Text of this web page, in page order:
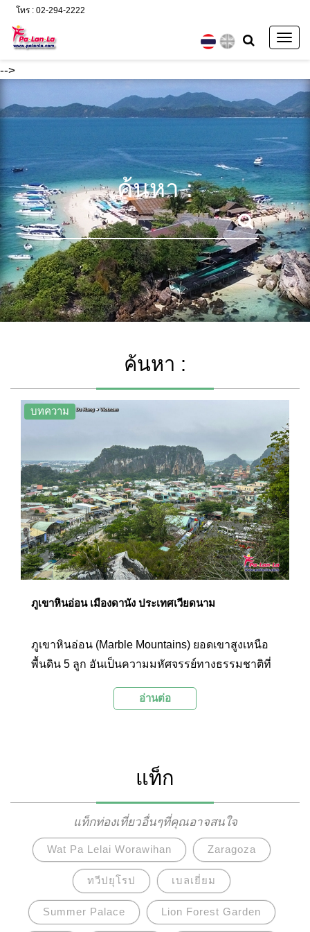
-->
โทร : 02-294-2222
ค้นหา :
ค้นหา :
บทความ
ภูเขาหินอ่อน เมืองดานัง ประเทศเวียดนาม
ภูเขาหินอ่อน (Marble Mountains) ยอดเขาสูงเหนือ
พื้นดิน 5 ลูก อันเป็นความมหัศจรรย์ทางธรรมชาติที่
อ่านต่อ
แท็ก
แท็กท่องเที่ยวอื่นๆที่คุณอาจสนใจ
Wat Pa Lelai Worawihan Zaragoza
ทวีปยุโรป เบลเยี่ยม
Summer Palace Lion Forest Garden